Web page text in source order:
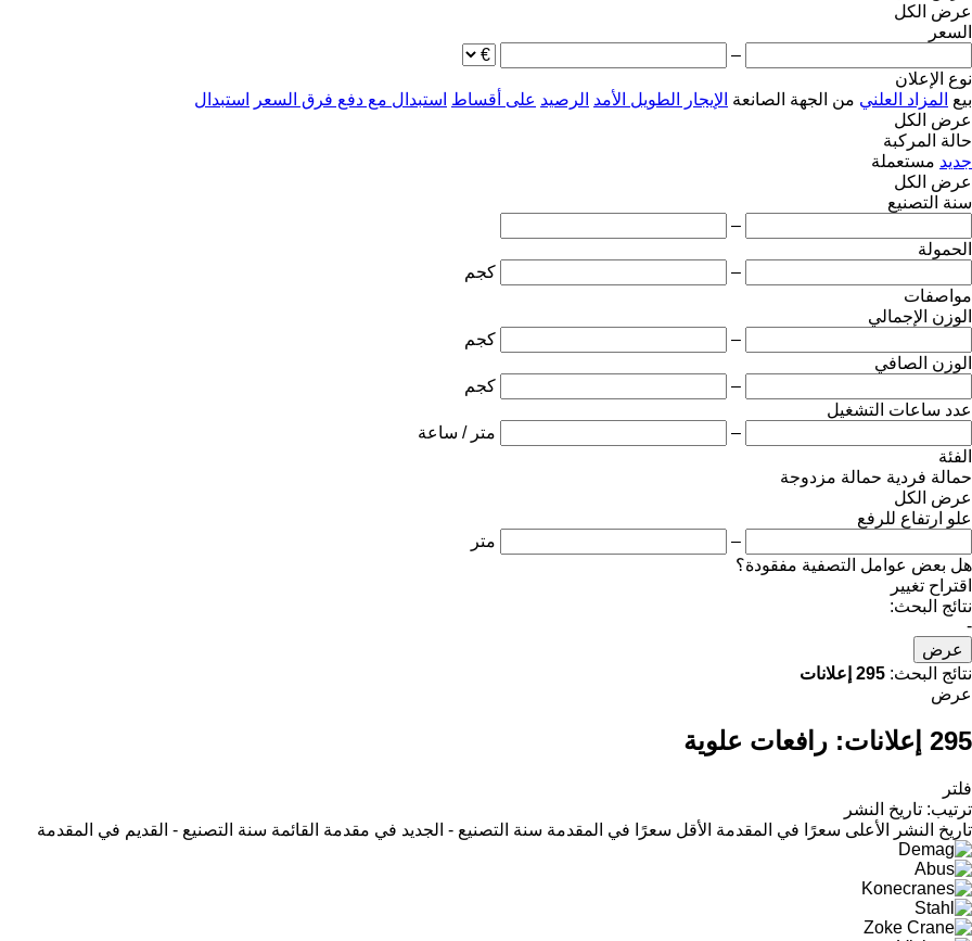
عرض الكل
السعر
–
نوع الإعلان
بيع المزاد العلني من الجهة الصانعة الإيجار الطويل الأمد الرصيد على أقساط استبدال مع دفع فرق السعر
استبدال
عرض الكل
حالة المركبة
جديد مستعملة
عرض الكل
سنة التصنيع
–
الحمولة
–
كجم
مواصفات
الوزن الإجمالي
–
كجم
الوزن الصافي
–
كجم
عدد ساعات التشغيل
–
متر / ساعة
الفئة
حمالة فردية حمالة مزدوجة
عرض الكل
علو ارتفاع للرفع
–
متر
هل بعض عوامل التصفية مفقودة؟
اقتراح تغيير
نتائج البحث:
-
عرض
نتائج البحث: 295 إعلانات
عرض
295 إعلانات: رافعات علوية
فلتر
ترتيب: تاريخ النشر
تاريخ النشر
الأعلى سعرًا في المقدمة الأقل سعرًا في المقدمة سنة التصنيع - الجديد في مقدمة القائمة سنة التصنيع - القديم في المقدمة